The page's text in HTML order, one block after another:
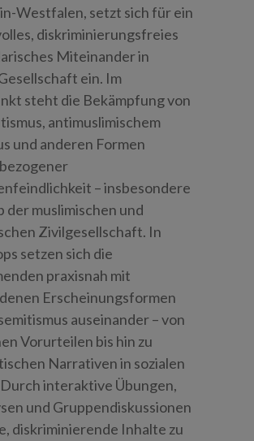
Westfalen, setzt sich für ein
diskriminierungsfreies
Miteinander in
ein. Im
steht die Bekämpfung von
antimuslimischem
und anderen Formen
– insbesondere
der muslimischen und
Zivilgesellschaft. In
setzen sich die
praxisnah mit
Erscheinungsformen
auseinander – von
Vorurteilen bis hin zu
Narrativen in sozialen
interaktive Übungen,
und Gruppendiskussionen
diskriminierende Inhalte zu